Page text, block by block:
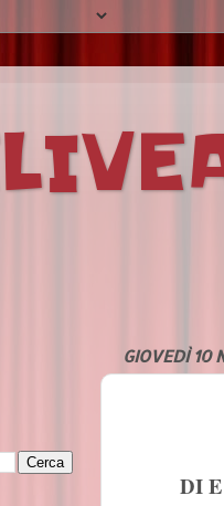
GIOVEDÌ 10
DI